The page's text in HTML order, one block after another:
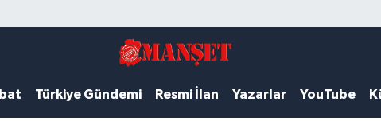
Türkiye Gündemi Resmi İlan Yazarlar YouTube